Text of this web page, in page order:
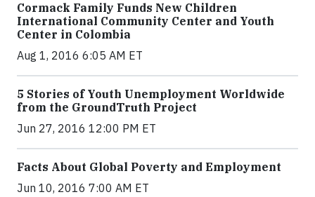
Cormack Family Funds New Children
International Community Center and Youth
Center in Colombia
Aug 1, 2016 6:05 AM ET
5 Stories of Youth Unemployment Worldwide
from the GroundTruth Project
Jun 27, 2016 12:00 PM ET
Facts About Global Poverty and Employment
Jun 10, 2016 7:00 AM ET